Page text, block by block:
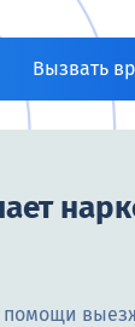
Вызвать
помощи